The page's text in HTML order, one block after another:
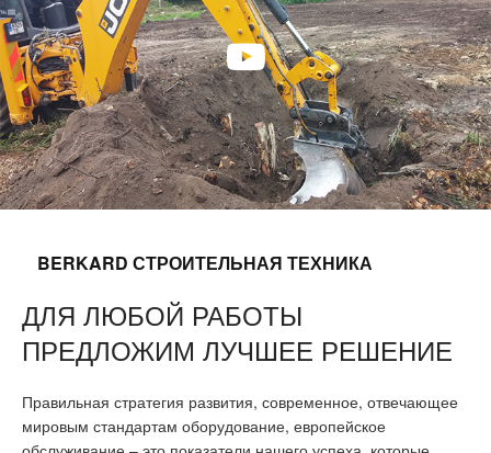
BERKARD СТРОИТЕЛЬНАЯ ТЕХНИКА
ДЛЯ ЛЮБОЙ РАБОТЫ
ПРЕДЛОЖИМ ЛУЧШЕЕ РЕШЕНИЕ
Правильная стратегия развития, современное, отвечающее
мировым стандартам оборудование, европейское